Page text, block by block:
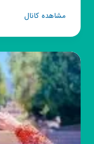
مشاهده کانالکانال
تولیدی
میراث
هنر
ابزارآلات
گچبری
و
گچکاری